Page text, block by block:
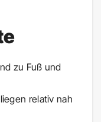
zu Fuß und
relativ nah